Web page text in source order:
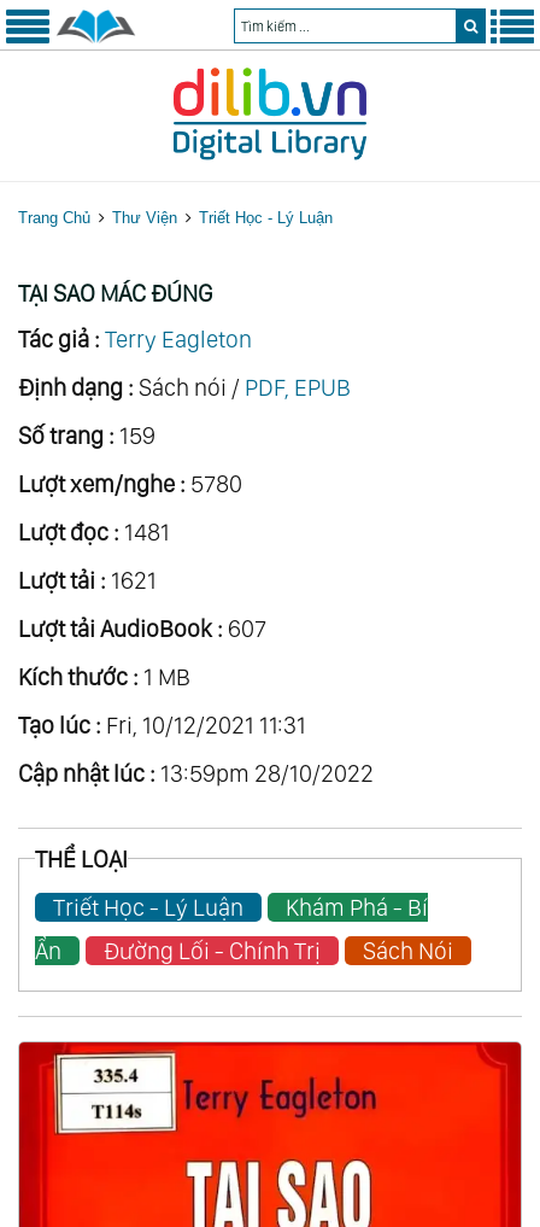
Trang Chủ Thư Viện Triết Học - Lý Luận
TẠI SAO MÁC ĐÚNG
Tác giả : Terry Eagleton
Định dạng : Sách nói / PDF, EPUB
Số trang : 159
Lượt xem/nghe : 5780
Lượt đọc : 1481
Lượt tải : 1621
Lượt tải AudioBook : 607
Kích thước : 1 MB
Tạo lúc : Fri, 10/12/2021 11:31
Cập nhật lúc : 13:59pm 28/10/2022
THỂ LOẠI
Triết Học - Lý Luận
Khám Phá - Bí
Ẩn
Đường Lối - Chính Trị Sách Nói